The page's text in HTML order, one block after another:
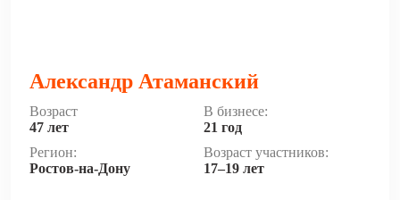
Александр Атаманский
Возраст
47 лет
В бизнесе:
21 год
Регион:
Ростов-на-Дону
Возраст участников:
17–19 лет